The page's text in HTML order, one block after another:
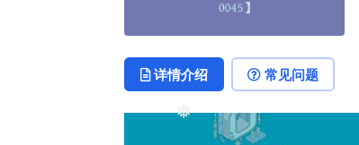
详情介绍 常见问题